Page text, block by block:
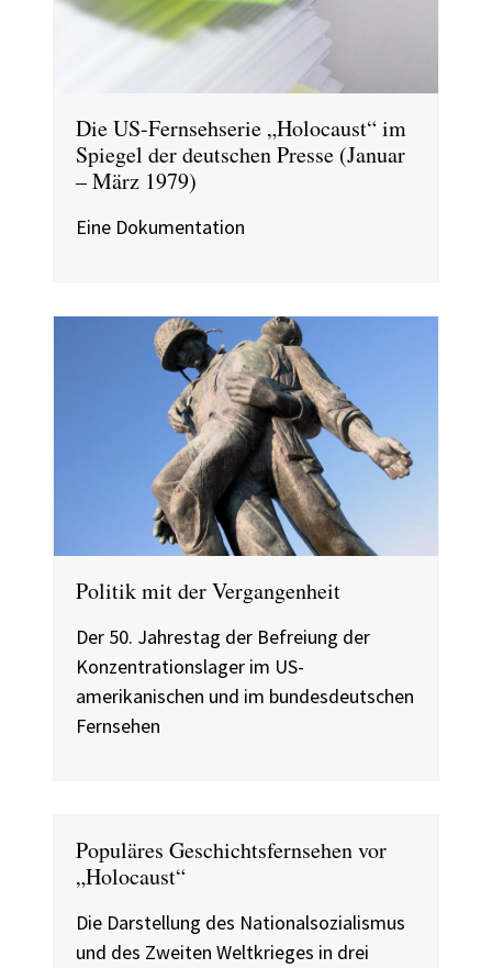
Die US-Fernsehserie „Holocaust“ im
Spiegel der deutschen Presse (Januar
– März 1979)
Eine Dokumentation
Politik mit der Vergangenheit
Der 50. Jahrestag der Befreiung der
Konzentrationslager im US-
amerikanischen und im bundesdeutschen
Fernsehen
Populäres Geschichtsfernsehen vor
„Holocaust“
Die Darstellung des Nationalsozialismus
und des Zweiten Weltkrieges in drei